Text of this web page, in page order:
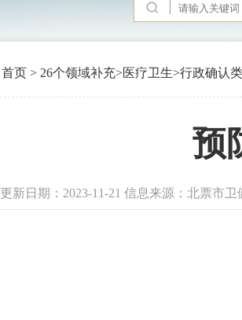
首页 > 26个领域补充>医疗卫生>行政确认
预
更新日期：2023-11-21 信息来源：北票市